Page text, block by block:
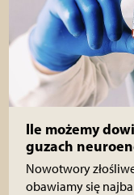
Ile możemy
guzach
Nowotwory
obawiamy się